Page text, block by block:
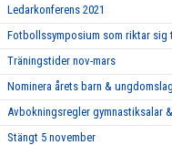
Ledarkonferens 2021
Fotbollssymposium som riktar sig
Träningstider nov-mars
Nominera årets barn &
Avbokningsregler gymnastiksalar
Stängt 5 november